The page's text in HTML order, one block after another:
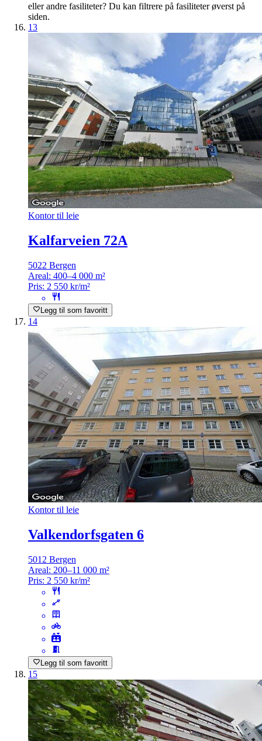
eller andre fasiliteter? Du kan filtrere på fasiliteter øverst på
siden.
13
Kontor til leie
Kalfarveien 72A
5022 Bergen
Areal: 400–4 000 m²
Pris: 2 550 kr/m²
Legg til som favoritt
14
Kontor til leie
Valkendorfsgaten 6
5012 Bergen
Areal: 200–11 000 m²
Pris: 2 550 kr/m²
Legg til som favoritt
15